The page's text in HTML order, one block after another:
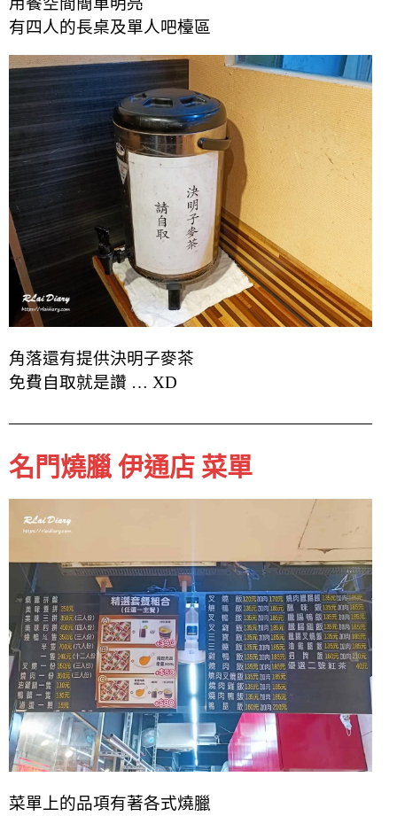
有四人的長桌及單人吧檯區
角落還有提供決明子麥茶
免費自取就是讚 … XD
名門燒臘 伊通店 菜單
菜單上的品項有著各式燒臘